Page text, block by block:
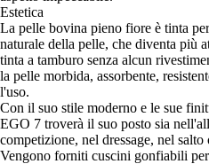
Estetica
La pelle bovina pieno fiore è tinta
naturale della pelle, che diventa più
tinta a tamburo senza alcun
la pelle morbida, assorbente,
l'uso.
Con il suo stile moderno e le sue
EGO 7 troverà il suo posto sia
competizione, nel dressage, nel
Vengono forniti cuscini gonfiabili